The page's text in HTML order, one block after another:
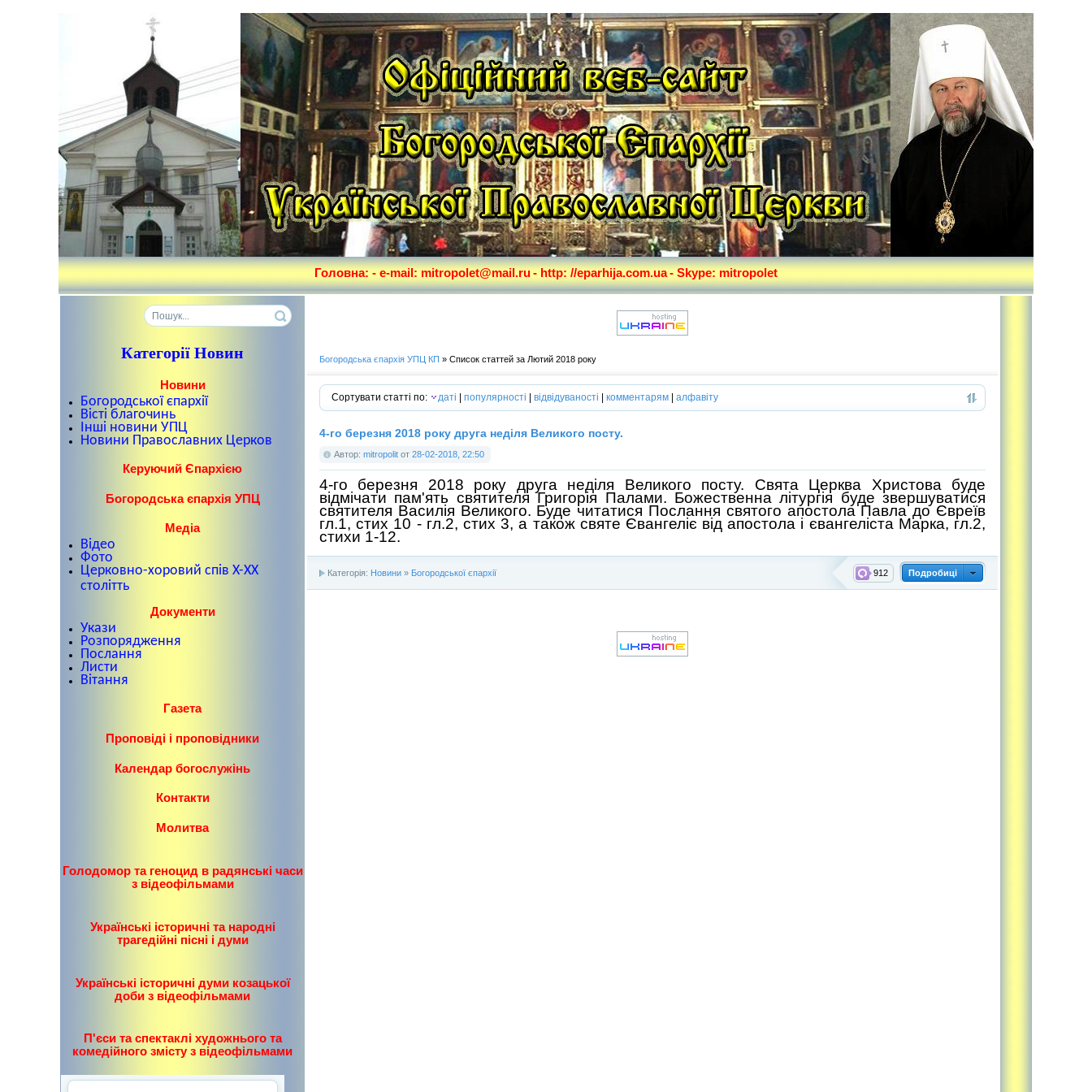
Головна: - e-mail: mitropolet@mail.ru- http: //eparhija.com.ua- Skype: mitropolet
Категорії Новин
Новини
Богородської єпархії
Вісті благочинь
Інші новини УПЦ
Новини Православних Церков
Керуючий Єпархією
Богородська єпархія УПЦ
Медіа
Відео
Фото
Церковно-хоровий спів X-XX
столітть
Документи
Укази
Розпорядження
Послання
Листи
Вітання
Газета
Проповіді і проповідники
Календар богослужінь
Контакти
Молитва
Голодомор та геноцид в радянські часи
з відеофільмами
Українські історичні та народні
трагедійні пісні і думи
Українські історичні думи козацької
доби з відеофільмами
П'єси та спектаклі художнього та
комедійного змісту з відеофільмами
Богородська єпархія УПЦ КП » Список статтей за Лютий 2018 року
Сортувати статті по: даті | популярності | відвідуваності | комментарям | алфавіту
4-го березня 2018 року друга неділя Великого посту.
Автор: mitropolit от 28-02-2018, 22:50
4-го березня 2018 року друга неділя Великого посту. Свята Церква Христова буде
відмічати пам'ять святителя Григорія Палами. Божественна літургія буде звершуватися
святителя Василія Великого. Буде читатися Послання святого апостола Павла до Євреїв
гл.1, стих 10 - гл.2, стих 3, а також святе Євангеліє від апостола і євангеліста Марка, гл.2,
стихи 1-12.
Подробиці
912
Категорія: Новини » Богородської єпархії